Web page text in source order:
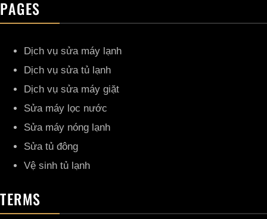
PAGES
Dịch vụ sửa máy lạnh
Dịch vụ sửa tủ lạnh
Dịch vụ sửa máy giặt
Sửa máy lọc nước
Sửa máy nóng lạnh
Sửa tủ đông
Vệ sinh tủ lạnh
TERMS